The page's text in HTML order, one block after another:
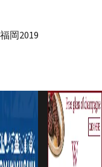
岡2019